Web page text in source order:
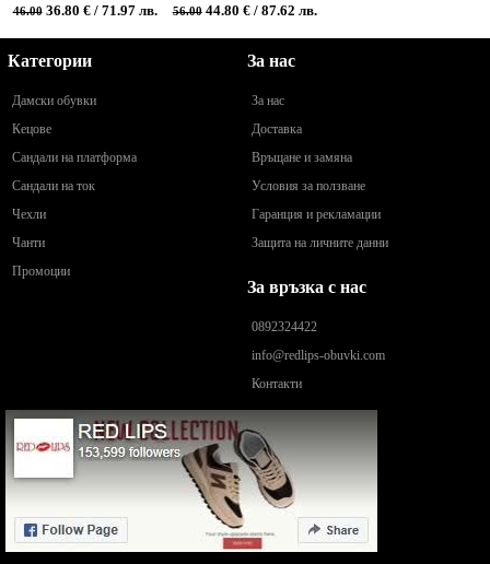
46.0036.80 € / 71.97 лв. 56.0044.80 € / 87.62 лв.
Категории
Дамски обувки
Кецове
Сандали на платформа
Сандали на ток
Чехли
Чанти
Промоции
За нас
За нас
Доставка
Връщане и замяна
Условия за ползване
Гаранция и рекламации
Защита на личните данни
За връзка с нас
0892324422
info@redlips-obuvki.com
Контакти